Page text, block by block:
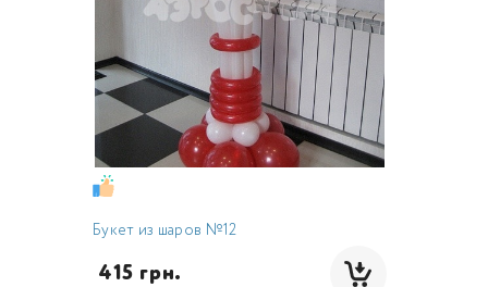
Букет из шаров №12
415 грн.